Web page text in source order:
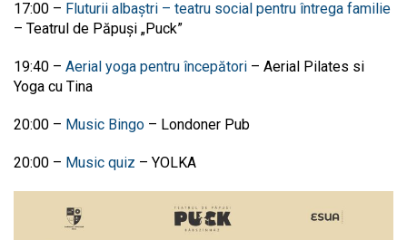
17:00 – Fluturii albaștri – teatru social pentru întrega familie
– Teatrul de Păpuși „Puck”
19:40 – Aerial yoga pentru începători – Aerial Pilates si
Yoga cu Tina
20:00 – Music Bingo – Londoner Pub
20:00 – Music quiz – YOLKA